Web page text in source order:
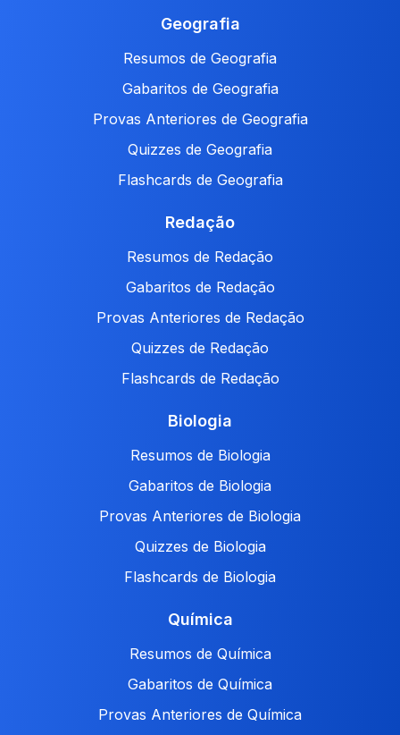
Geografia
Resumos de Geografia
Gabaritos de Geografia
Provas Anteriores de Geografia
Quizzes de Geografia
Flashcards de Geografia
Redação
Resumos de Redação
Gabaritos de Redação
Provas Anteriores de Redação
Quizzes de Redação
Flashcards de Redação
Biologia
Resumos de Biologia
Gabaritos de Biologia
Provas Anteriores de Biologia
Quizzes de Biologia
Flashcards de Biologia
Química
Resumos de Química
Gabaritos de Química
Provas Anteriores de Química